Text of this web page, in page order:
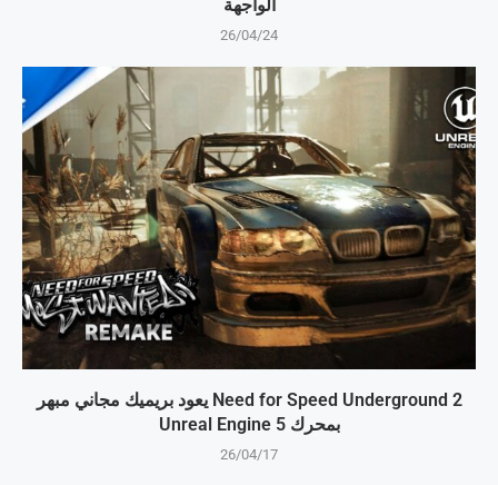
الواجهة
26/04/24
Need for Speed Underground 2 يعود بريميك مجاني مبهر
بمحرك Unreal Engine 5
26/04/17